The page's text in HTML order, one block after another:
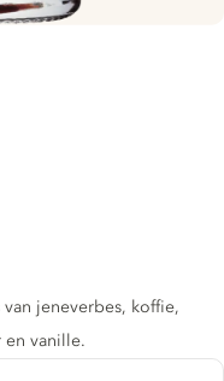
jeneverbes, koffie,
vanille.